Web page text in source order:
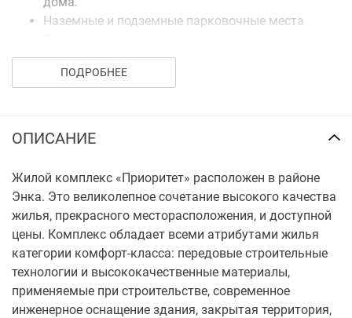
Наземные и подземные парковочные места
Остекление двойным стеклопакетом и балконов
и лоджий возможность выбора квартиры с
ПОДРОБНЕЕ
ОПИСАНИЕ
Жилой комплекс «Приоритет» расположен в районе
Энка. Это великолепное сочетание высокого качества
жилья, прекрасного месторасположения, и доступной
цены. Комплекс обладает всеми атрибутами жилья
категории комфорт-класса: передовые строительные
технологии и высококачественные материалы,
применяемые при строительстве, современное
инженерное оснащение здания, закрытая территория,